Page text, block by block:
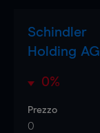
Schindler
Holding AG
0%
Prezzo
0